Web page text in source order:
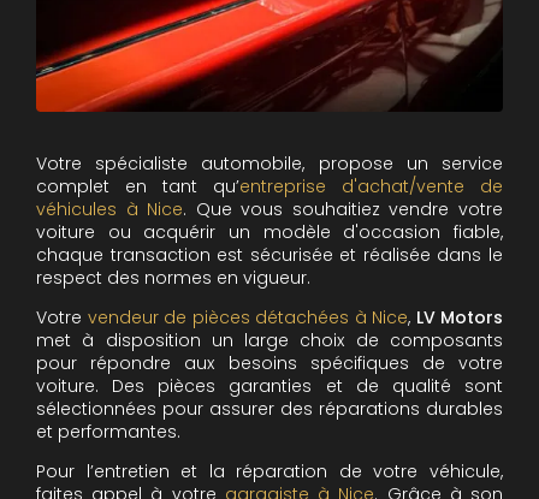
Votre spécialiste automobile, propose un service
complet en tant qu’entreprise d'achat/vente de
véhicules à Nice. Que vous souhaitiez vendre votre
voiture ou acquérir un modèle d'occasion fiable,
chaque transaction est sécurisée et réalisée dans le
respect des normes en vigueur.
Votre vendeur de pièces détachées à Nice, LV Motors
met à disposition un large choix de composants
pour répondre aux besoins spécifiques de votre
voiture. Des pièces garanties et de qualité sont
sélectionnées pour assurer des réparations durables
et performantes.
Pour l’entretien et la réparation de votre véhicule,